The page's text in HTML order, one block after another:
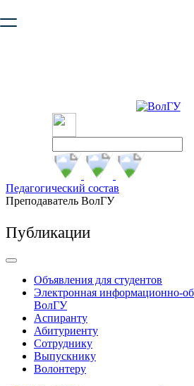
безопасную работу с сайтом.
Педагогический состав
Преподаватель ВолГУ
Публикации
Объявления для студентов
Электронная информационно-
ВолГУ
Аспиранту
Абитуриенту
Сотруднику
Выпускнику
Волонтеру